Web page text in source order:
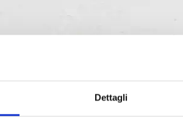
Dettagli